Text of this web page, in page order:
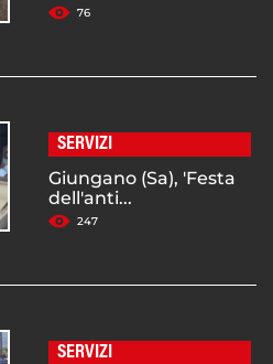
76
SERVIZI
Giungano (Sa), 'Festa
dell'anti...
247
SERVIZI